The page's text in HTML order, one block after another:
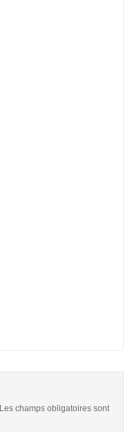
Les champs obligatoires sont